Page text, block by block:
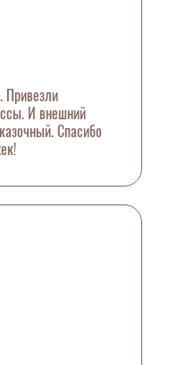
Привезли
И внешний
Спасибо